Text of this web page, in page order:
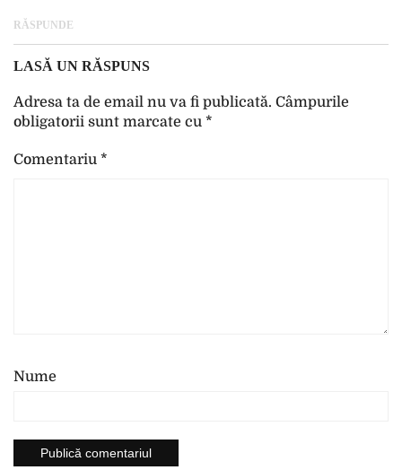
RĂSPUNDE
LASĂ UN RĂSPUNS
Adresa ta de email nu va fi publicată. Câmpurile
obligatorii sunt marcate cu *
Comentariu *
Nume